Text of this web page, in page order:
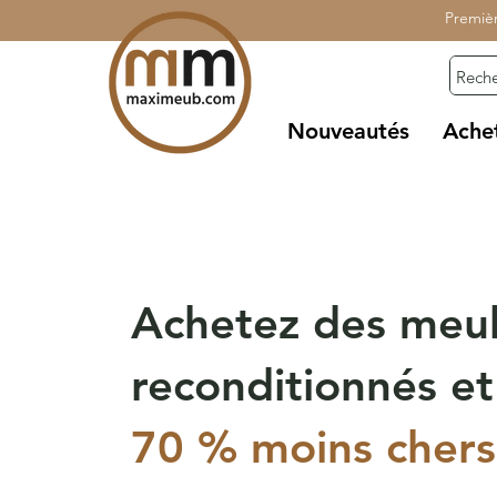
Nouveautés
Achetez des
reconditionnés
70 % moins chers